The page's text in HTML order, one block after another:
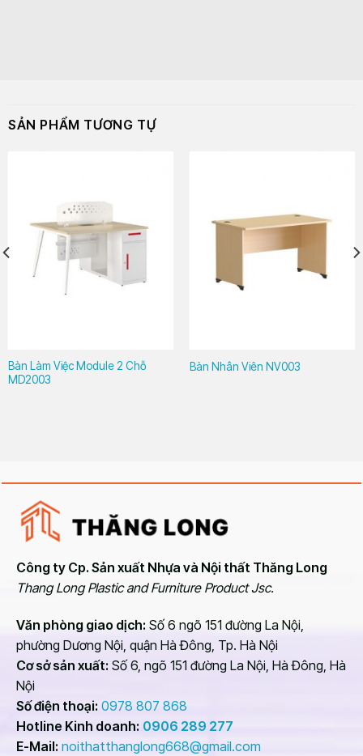
SẢN PHẨM TƯƠNG TỰ
Bàn Làm Việc Module 2 Chỗ
MD2003
Bàn Nhân Viên NV003
Công ty Cp. Sản xuất Nhựa và Nội thất Thăng Long
Thang Long Plastic and Furniture Product Jsc.
Văn phòng giao dịch:Số 6 ngõ 151 đường La Nội,
phường Dương Nội, quận Hà Đông, Tp. Hà Nội
Cơ sở sản xuất: Số 6, ngõ 151 đường La Nội, Hà Đông, Hà
Nội
Số điện thoại: 0978 807 868
Hotline Kinh doanh: 0906 289 277
E-Mail: noithatthanglong668@gmail.com